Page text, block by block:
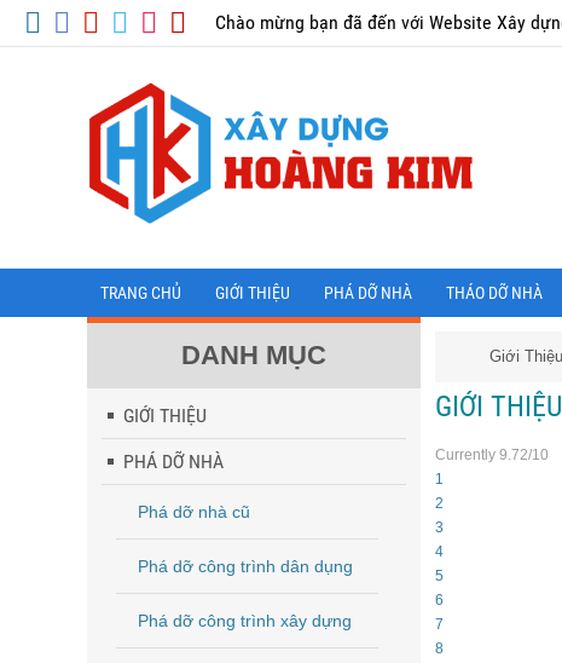
Chào mừng bạn đã đến với Website Xây
TRANG CHỦ GIỚI THIỆU PHÁ DỠ NHÀ THÁO DỠ NHÀ
DANH MỤC
GIỚI THIỆU
PHÁ DỠ NHÀ
Phá dỡ nhà cũ
Phá dỡ công trình dân dụng
Phá dỡ công trình xây dựng
Giới Thiệu
GIỚI THIỆU
Currently 9.72/10
1
2
3
4
5
6
7
8